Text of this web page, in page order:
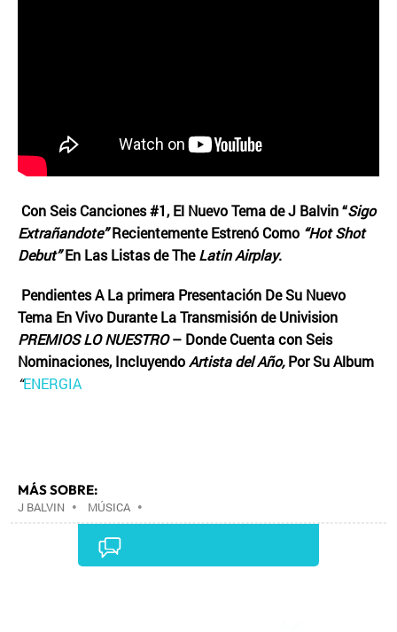
Con Seis Canciones #1, El Nuevo Tema de J Balvin “Sigo
Extrañandote” Recientemente Estrenó Como “Hot Shot
Debut”En Las Listas de TheLatin Airplay.
Pendientes A La primera Presentación De Su Nuevo
Tema En Vivo Durante La Transmisión de Univision
PREMIOS LO NUESTRO – Donde Cuenta con Seis
Nominaciones, IncluyendoArtista del Año,Por Su Album
“ENERGIA
MÁS SOBRE:
J BALVIN • MÚSICA •